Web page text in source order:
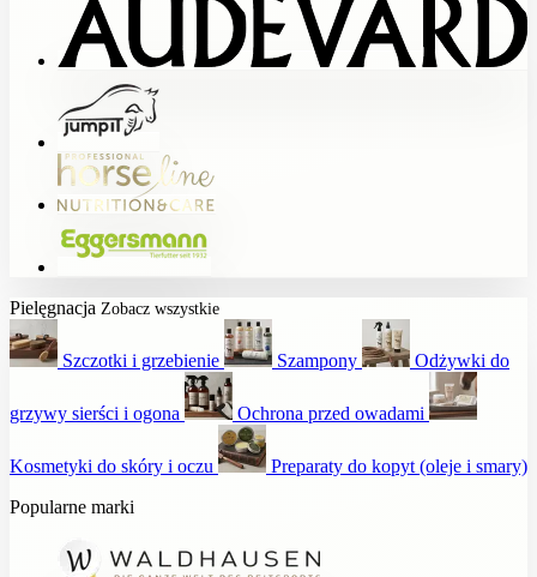
Pielęgnacja Zobacz wszystkie
Szczotki i grzebienie Szampony Odżywki do
grzywy sierści i ogona Ochrona przed owadami
Kosmetyki do skóry i oczu
Preparaty do kopyt (oleje i smary)
Popularne marki